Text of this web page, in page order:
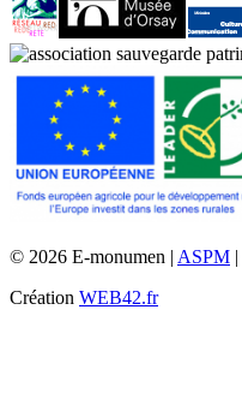
© 2026 E-monumen | ASPM |
Création WEB42.fr